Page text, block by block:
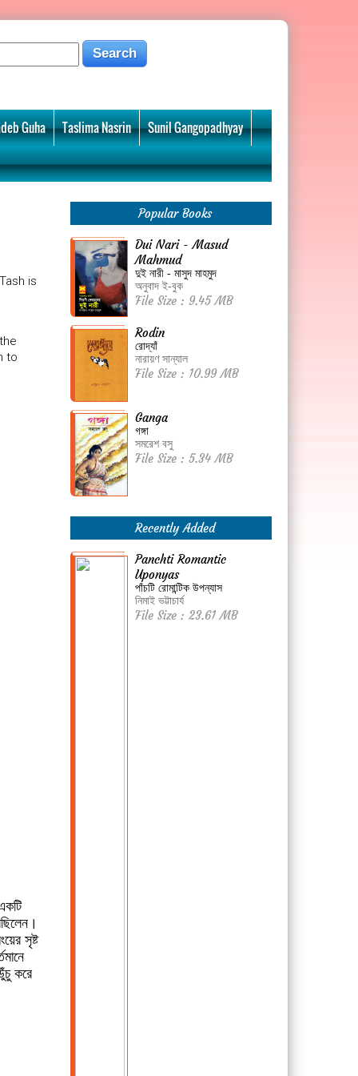
Guha Taslima Nasrin Sunil Gangopadhyay
is
to
সৃষ্ট
করে
Popular Books
Dui Nari - Masud
Mahmud
দুই নারী - মাসুদ মাহমুদ
অনুবাদ ই-বুক
File Size : 9.45 MB
Rodin
রোদ্যাঁ
নারায়ণ সান্যাল
File Size : 10.99 MB
Ganga
গঙ্গা
সমরেশ বসু
File Size : 5.34 MB
Recently Added
Panchti Romantic
Uponyas
পাঁচটি রোমান্টিক উপন্যাস
নিমাই ভট্টাচার্য
File Size : 23.61 MB